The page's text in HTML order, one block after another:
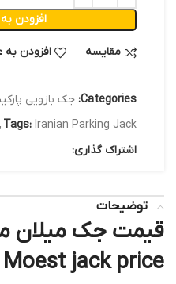
افزودن
مقایسه افزودن به
Categories: جک بازویی
Tags: Iranian Parking Jack
,
اشتراک گذاری:
توضیحات
Moest jack price